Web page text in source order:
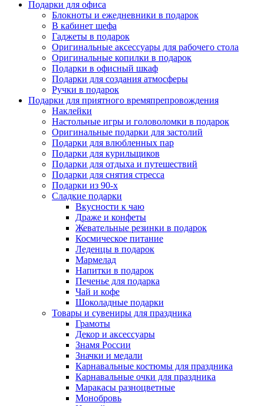
Подарки для офиса
Блокноты и ежедневники в подарок
В кабинет шефа
Гаджеты в подарок
Оригинальные аксессуары для рабочего стола
Оригинальные копилки в подарок
Подарки в офисный шкаф
Подарки для создания атмосферы
Ручки в подарок
Подарки для приятного времяпрепровождения
Наклейки
Настольные игры и головоломки в подарок
Оригинальные подарки для застолий
Подарки для влюбленных пар
Подарки для курильщиков
Подарки для отдыха и путешествий
Подарки для снятия стресса
Подарки из 90-х
Сладкие подарки
Вкусности к чаю
Драже и конфеты
Жевательные резинки в подарок
Космическое питание
Леденцы в подарок
Мармелад
Напитки в подарок
Печенье для подарка
Чай и кофе
Шоколадные подарки
Товары и сувениры для праздника
Грамоты
Декор и аксессуары
Знамя России
Значки и медали
Карнавальные костюмы для праздника
Карнавальные очки для праздника
Маракасы разноцветные
Монобровь